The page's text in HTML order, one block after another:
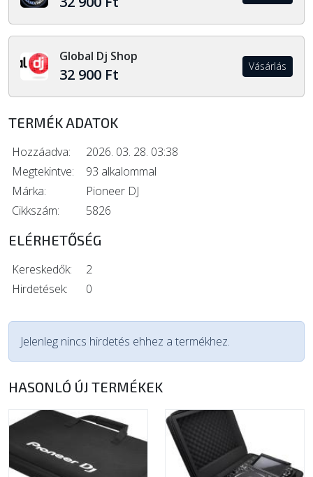
Global Dj Shop
32 900 Ft Vásárlás
TERMÉK ADATOK
Hozzáadva:
2026. 03. 28. 03:38
Megtekintve:
93 alkalommal
Márka:
Pioneer DJ
Cikkszám:
5826
ELÉRHETŐSÉG
Kereskedők:
2
Hirdetések:
0
Jelenleg nincs hirdetés ehhez a termékhez.
HASONLÓ ÚJ TERMÉKEK